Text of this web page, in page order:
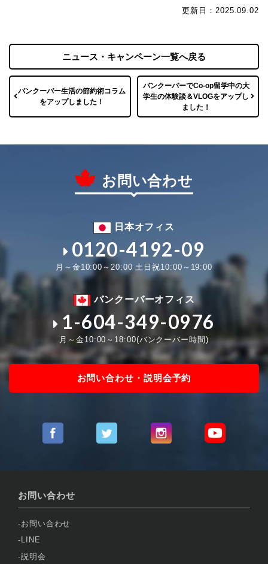
更新日：2025.09.02
バンクーバー生活の節約術コラム
をアップしました！
ニュース・キャンペーン一覧へ戻る
バンクーバーでCo-op留学中の大
学生の体験談＆VLOGをアップし
ました！
お問い合わせ
日本オフィス
0120-4192-09
月～金10:00～20:00 土日祝10:00～19:00
バンクーバーオフィス
1-604-349-0976
月～金10:00～18:00(バンクーバー時間)
お問い合わせ・説明会予約
お問い合わせ
お問い合わせ
LINE
説明会